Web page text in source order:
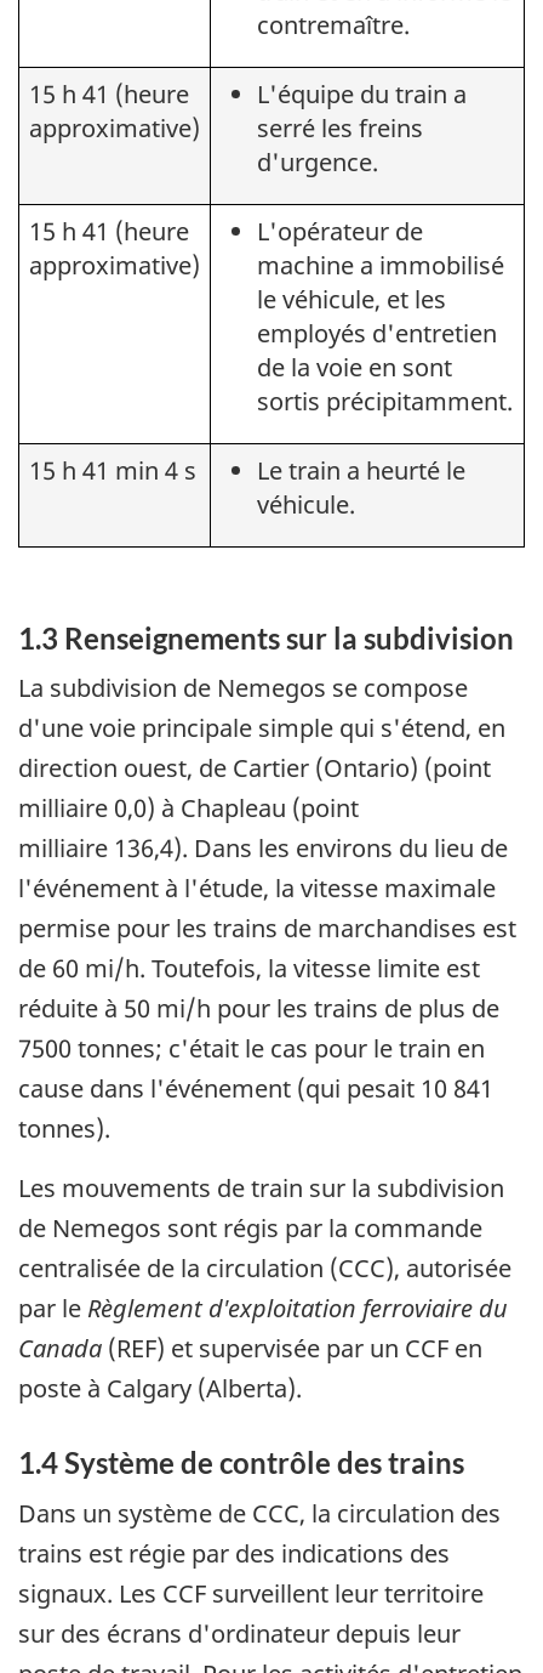
contremaître.
15 h 41 (heure
approximative)
L'équipe du train a
serré les freins
d'urgence.
15 h 41 (heure
approximative)
L'opérateur de
machine a immobilisé
le véhicule, et les
employés d'entretien
de la voie en sont
sortis précipitamment.
15 h 41 min 4 s
Le train a heurté le
véhicule.
1.3 Renseignements sur la subdivision
La subdivision de Nemegos se compose
d'une voie principale simple qui s'étend, en
direction ouest, de Cartier (Ontario) (point
milliaire 0,0) à Chapleau (point
milliaire 136,4). Dans les environs du lieu de
l'événement à l'étude, la vitesse maximale
permise pour les trains de marchandises est
de 60 mi/h. Toutefois, la vitesse limite est
réduite à 50 mi/h pour les trains de plus de
7500 tonnes; c'était le cas pour le train en
cause dans l'événement (qui pesait 10 841
tonnes).
Les mouvements de train sur la subdivision
de Nemegos sont régis par la commande
centralisée de la circulation (CCC), autorisée
par le Règlement d'exploitation ferroviaire du
Canada (REF) et supervisée par un CCF en
poste à Calgary (Alberta).
1.4 Système de contrôle des trains
Dans un système de CCC, la circulation des
trains est régie par des indications des
signaux. Les CCF surveillent leur territoire
sur des écrans d'ordinateur depuis leur